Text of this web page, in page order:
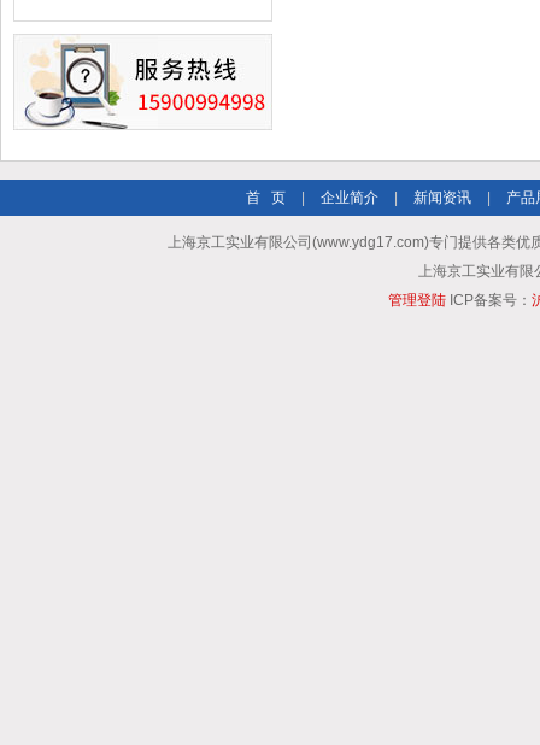
及
首 页 企业简介 新闻资讯 产品
上海京工实业有限公司(www.ydg17.com)专门提供各类优
上海京工实业有限
管理登陆ICP备案号：